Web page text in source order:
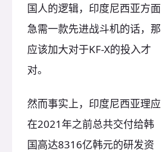
国人的逻辑，印度尼西亚方面
急需一款先进战斗机的话，那
应该加大对于KF-X的投入才
对。
然而事实上，印度尼西亚理应
在2021年之前总共交付给韩
国高达8316亿韩元的研发资